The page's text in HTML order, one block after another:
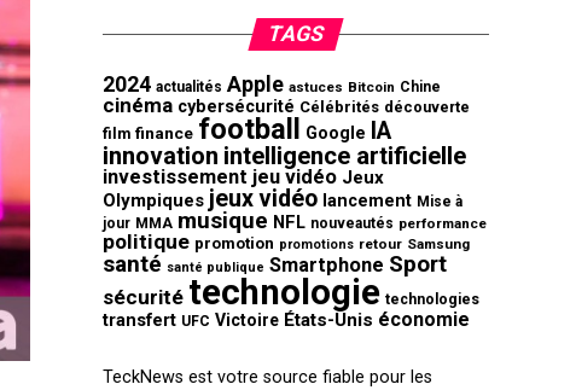
TAGS
2024 actualités Apple astuces Bitcoin Chine
cinéma cybersécurité Célébrités découverte
film finance football Google IA
innovation intelligence artificielle
investissement jeu vidéo Jeux
Olympiques jeux vidéo lancement Mise à
jour MMA musique NFL nouveautés performance
politique promotion promotions retour Samsung
santé santé publique Smartphone Sport
sécurité technologie technologies
transfert UFC Victoire États-Unis économie
TeckNews est votre source fiable pour les